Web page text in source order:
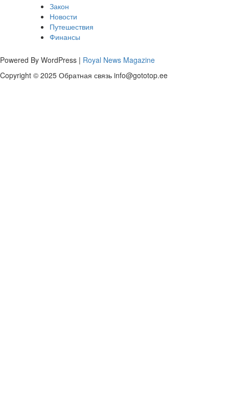
Закон
Новости
Путешествия
Финансы
Powered By WordPress | Royal News Magazine
Copyright © 2025 Обратная связь info@gototop.ee